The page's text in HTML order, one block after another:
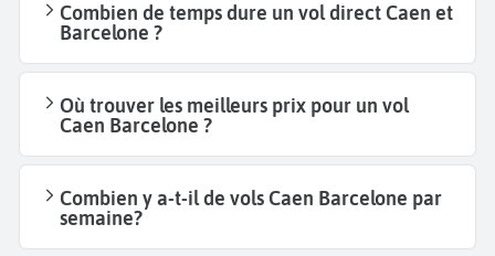
Combien de temps dure un vol direct Caen et
Barcelone ?
Où trouver les meilleurs prix pour un vol
Caen Barcelone ?
Combien y a-t-il de vols Caen Barcelone par
semaine?